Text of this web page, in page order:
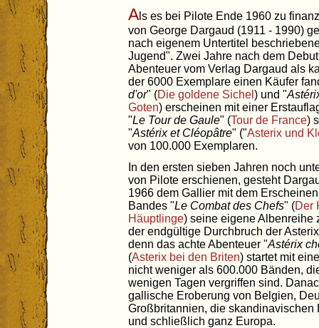
A ls es bei Pilote Ende 1960 zu
von George Dargaud (1911 - 1990)
nach eigenem Untertitel
Jugend". Zwei Jahre nach dem
Abenteuer vom Verlag Dargaud als
der 6000 Exemplare einen Käufer
d'or" (Die goldene Sichel ) und "
Goten) erscheinen mit einer
"Le Tour de Gaule" (Tour de France)
"Astérix et Cléopâtre" ("Asterix und
von 100.000 Exemplaren.
In den ersten sieben Jahren noch
von Pilote erschienen, gesteht
1966 dem Gallier mit dem
Bandes "Le Combat des Chefs" (Der
Häuptlinge) seine eigene Albenreihe
der endgültige Durchbruch der
denn das achte Abenteuer "Astérix
(Asterix bei den Briten) startet mit
nicht weniger als 600.000 Bänden,
wenigen Tagen vergriffen sind.
gallische Eroberung von Belgien,
Großbritannien, die skandinavischen
und schließlich ganz Europa.